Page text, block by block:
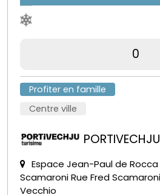
0
Profiter en famille
Centre ville
Espace Jean-Paul de Rocca
Scamaroni Rue Fred
Vecchio